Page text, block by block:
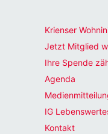
Krienser
Jetzt Mitglied
Ihre Spende
Agenda
IG
Kontakt